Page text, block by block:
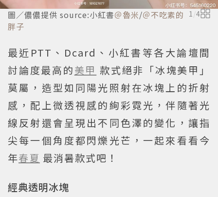
圖／儂儂提供 source:小紅書＠魯米/＠不吃素的
胖子
1/4
最近PTT、Dcard、小紅書等各大論壇間
討論度最高的美甲 款式絕非「冰塊美甲」
莫屬，造型如同陽光照射在冰塊上的折射
感，配上微透視感的絢彩霓光，伴隨著光
線反射還會呈現出不同色澤的變化，讓指
尖每一個角度都閃爍光芒，一起來看看今
年春夏 最消暑款式吧！
經典透明冰塊